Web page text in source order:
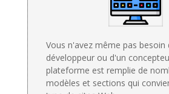
Vous n'avez même pas besoin
développeur ou d'un
plateforme est remplie de
modèles et sections qui